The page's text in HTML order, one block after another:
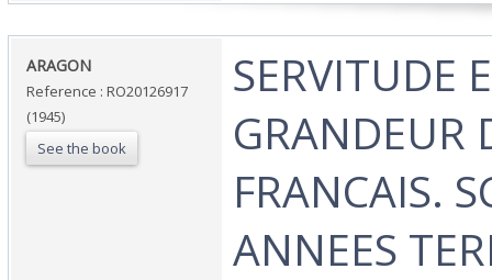
‎ARAGON‎
Reference : RO20126917
(1945)
See the book
‎SERVITUDE
GRANDEUR
FRANCAIS.
ANNEES